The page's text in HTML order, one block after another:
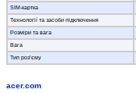
SIM-картка
Технології та засоби підключення
Розміри та вага
Вага
Тип роз’єму
acer.com